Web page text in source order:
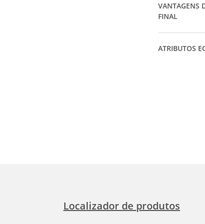
VANTAGENS
FINAL
ATRIBUTOS
Localizador de produtos